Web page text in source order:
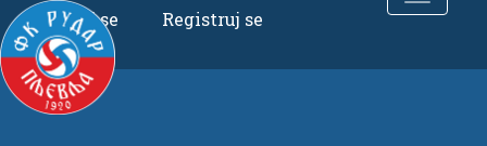
Uloguj se Registruj se